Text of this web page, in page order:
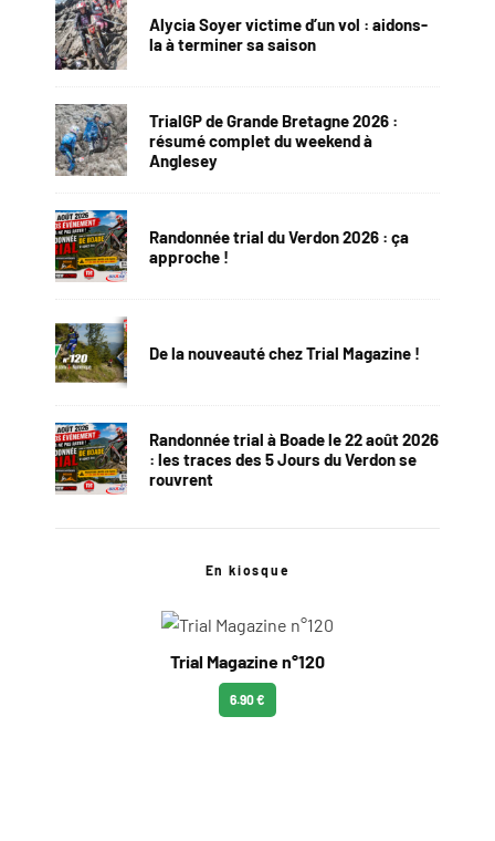
Alycia Soyer victime d’un vol : aidons-
la à terminer sa saison
TrialGP de Grande Bretagne 2026 :
résumé complet du weekend à
Anglesey
Randonnée trial du Verdon 2026 : ça
approche !
De la nouveauté chez Trial Magazine !
Randonnée trial à Boade le 22 août 2026
: les traces des 5 Jours du Verdon se
rouvrent
En kiosque
Trial Magazine n°120
6.90 €